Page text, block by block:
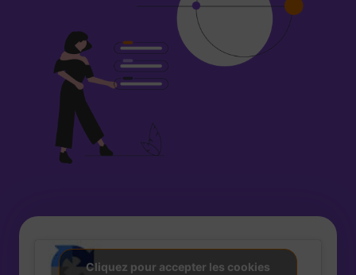
Cliquez pour accepter les cookies